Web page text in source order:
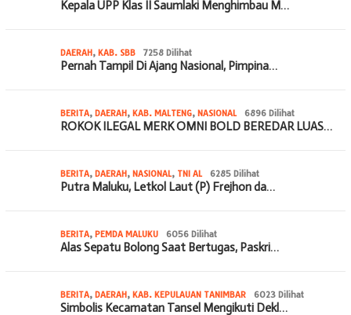
Kepala UPP Klas II Saumlaki Menghimbau M…
DAERAH, KAB. SBB 7258 Dilihat
Pernah Tampil Di Ajang Nasional, Pimpina…
BERITA, DAERAH, KAB. MALTENG, NASIONAL 6896 Dilihat
ROKOK ILEGAL MERK OMNI BOLD BEREDAR LUAS…
BERITA, DAERAH, NASIONAL, TNI AL 6285 Dilihat
Putra Maluku, Letkol Laut (P) Frejhon da…
BERITA, PEMDA MALUKU 6056 Dilihat
Alas Sepatu Bolong Saat Bertugas, Paskri…
BERITA, DAERAH, KAB. KEPULAUAN TANIMBAR 6023 Dilihat
Simbolis Kecamatan Tansel Mengikuti Dekl…